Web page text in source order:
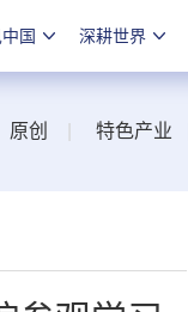
国 深耕世界
原创 特色产业